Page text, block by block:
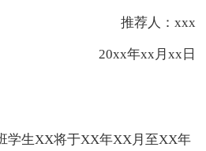
推荐人：xxx
20xx年xx月xx日
学生XX将于XX年XX月至XX年